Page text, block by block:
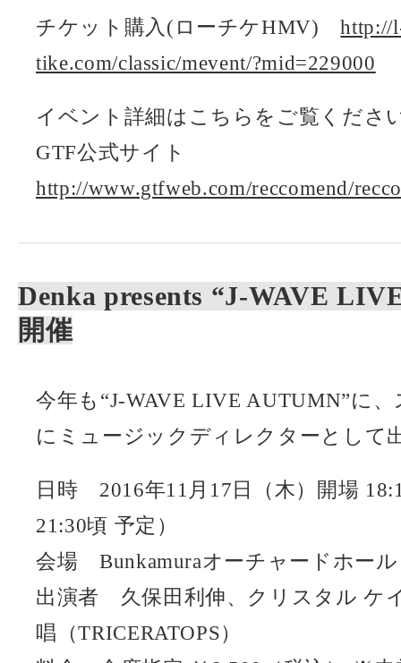
チケット購入(ローチケHMV)http://
tike.com/classic/mevent/?mid=229000
イベント詳細はこちらをご覧くださ
GTF公式サイト
http://www.gtfweb.com/reccomend/
Denka presents “J-WAVE
開催
今年も“J-WAVE LIVE AUTUMN”に
にミュージックディレクターとして
日時 2016年11月17日（木）開場
21:30頃 予定）
会場 Bunkamuraオーチャードホール
出演者 久保田利伸、クリスタル ケ
唱（TRICERATOPS）